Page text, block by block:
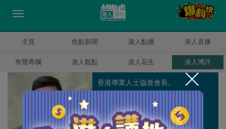
主頁 焦點新聞 港人點播 港人直播
有聲專欄 港人觀點 港人花生 港人博評
香港專業人士協會會長。